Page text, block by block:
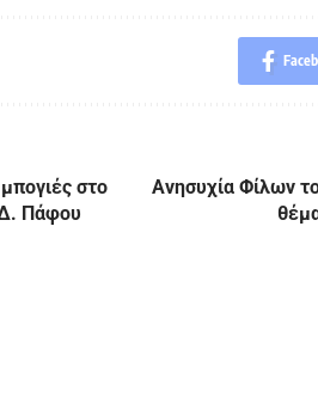
στο
Πάφου
Ανησυχία Φίλων